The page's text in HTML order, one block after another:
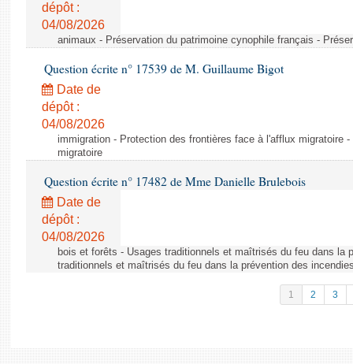
dépôt :
04/08/2026
animaux - Préservation du patrimoine cynophile français -
Question écrite n° 17539 de M. Guillaume Bigot
Date de
dépôt :
04/08/2026
immigration - Protection des frontières face à l'afflux migratoire
migratoire
Question écrite n° 17482 de Mme Danielle Brulebois
Date de
dépôt :
04/08/2026
bois et forêts - Usages traditionnels et maîtrisés du feu dans la
traditionnels et maîtrisés du feu dans la prévention des
1 2 3